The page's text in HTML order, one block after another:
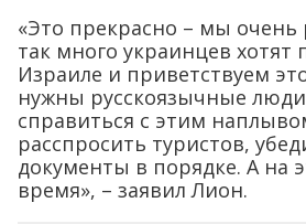
«Это прекрасно – мы очень
так много украинцев хотят
Израиле и приветствуем
нужны русскоязычные
справиться с этим
расспросить туристов,
документы в порядке. А на
время», – заявил Лион.